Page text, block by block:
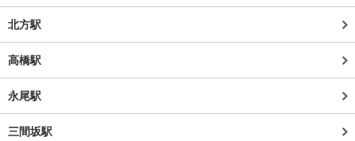
北方駅
高橋駅
永尾駅
三間坂駅